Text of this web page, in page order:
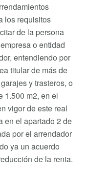
los requisitos
de la persona
o entidad
entendiendo por
titular de más de
y trasteros, o
1.500 m2, en el
vigor de este real
en el apartado 2 de
por el arrendador
ya un acuerdo
de la renta.